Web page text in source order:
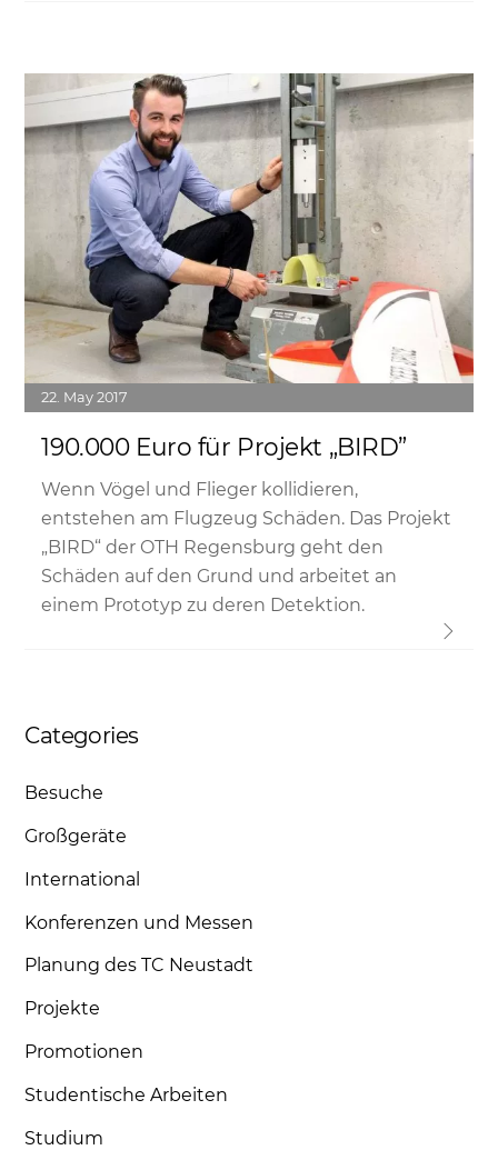
22 May 2017
190.000 Euro für Projekt „BIRD”
Wenn Vögel und Flieger kollidieren,
entstehen am Flugzeug Schäden. Das Projekt
„BIRD“ der OTH Regensburg geht den
Schäden auf den Grund und arbeitet an
einem Prototyp zu deren Detektion.
Categories
Besuche
Großgeräte
International
Konferenzen und Messen
Planung des TC Neustadt
Projekte
Promotionen
Studentische Arbeiten
Studium